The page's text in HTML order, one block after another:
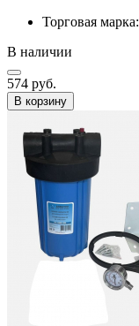
Торговая марка:
В наличии
574 руб.
В корзину